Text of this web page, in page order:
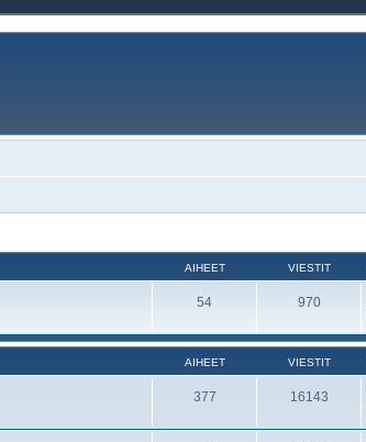
AIHEET VIESTIT
54 970
AIHEET VIESTIT
377 16143